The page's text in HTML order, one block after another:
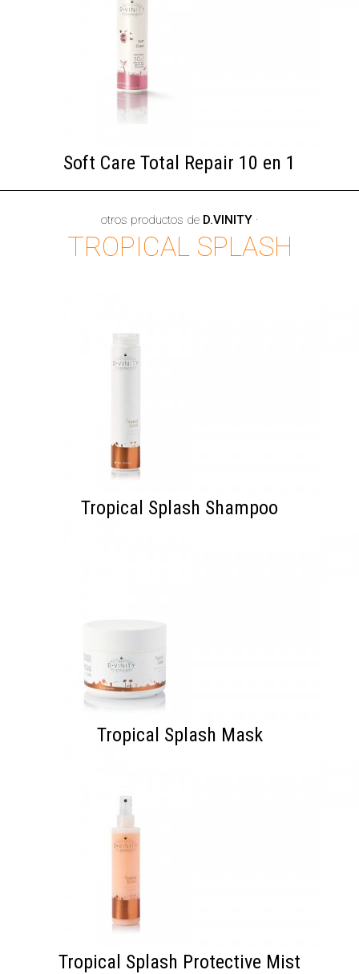
Soft Care Total Repair 10 en 1
otros productos de D.VINITY·
TROPICAL SPLASH
Tropical Splash Shampoo
Tropical Splash Mask
Tropical Splash Protective Mist